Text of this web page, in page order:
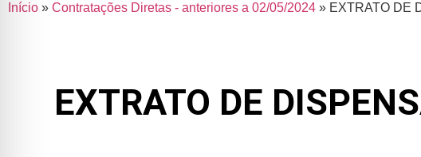
Início » Contratações Diretas - anteriores a 02/05/2024 » EXTRATO DE
EXTRATO DE